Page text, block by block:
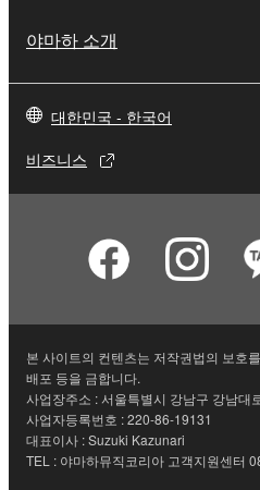
야마하 소개
대한민국 - 한국어
비즈니스
본 사이트의 컨텐츠는 저작권법의 보호
배포 등을 금합니다.
사업장주소 : 서울특별시 강남구 강남대
사업자등록번호 : 220-86-19131
대표이사 : Suzuki Kazunari
TEL : 야마하뮤직코리아 고객지원센터